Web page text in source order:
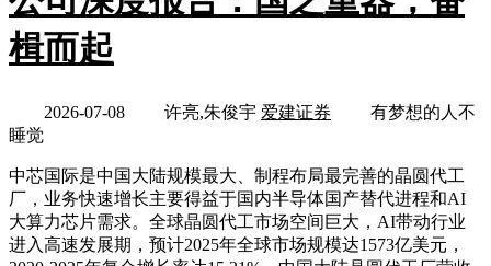
楫而起
2026-07-08 许亮,朱俊宇 爱建证券
有梦想的人不
睡觉
中芯国际是中国大陆规模最大、制程布局最完善的晶圆代工
厂，业务快速增长主要得益于国内半导体国产替代进程和AI
大算力芯片需求。全球晶圆代工市场空间巨大，AI带动行业
进入高速发展期，预计2025年全球市场规模达1573亿美元，